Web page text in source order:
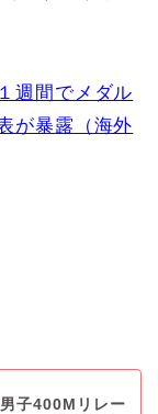
週間でメダル
が暴露（海外
子400Mリレー